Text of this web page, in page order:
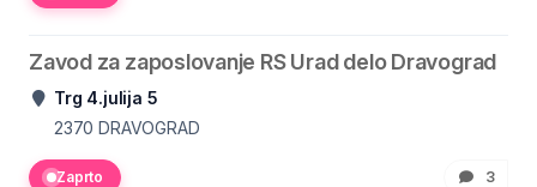
Zavod za zaposlovanje RS Urad delo Dravograd
Trg 4.julija 5
2370 DRAVOGRAD
Zaprto 3